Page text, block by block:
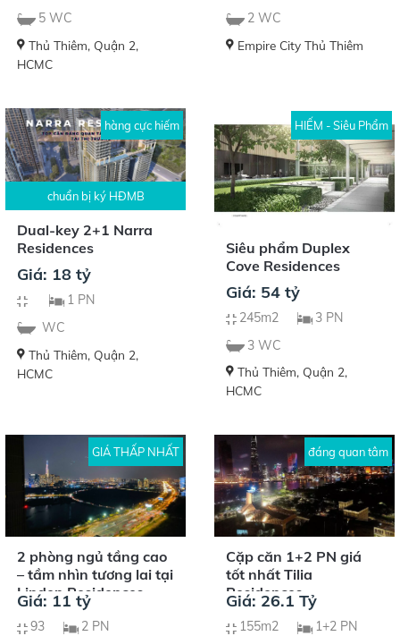
5 WC
Thủ Thiêm, Quận 2,
HCMC
2 WC
Empire City Thủ Thiêm
hàng cực hiếm
chuẩn bị ký HĐMB
Dual-key 2+1 Narra
Residences
Giá: 18 tỷ
1 PN
WC
Thủ Thiêm, Quận 2,
HCMC
HIẾM - Siêu Phẩm
Siêu phẩm Duplex
Cove Residences
Giá: 54 tỷ
245m2
3 PN
3 WC
Thủ Thiêm, Quận 2,
HCMC
GIÁ THẤP NHẤT
2 phòng ngủ tầng cao
– tầm nhìn tương lai tại
Linden Residences
Giá: 11 tỷ
93
2 PN
đáng quan tâm
Cặp căn 1+2 PN giá
tốt nhất Tilia
Residences
Giá: 26.1 Tỷ
155m2
1+2 PN